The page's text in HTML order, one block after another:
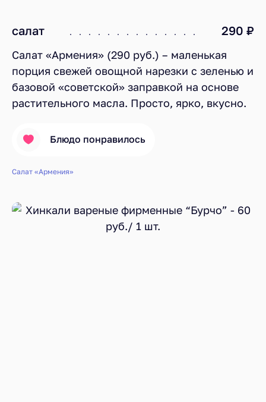
салат 290 ₽
Салат «Армения» (290 руб.) – маленькая
порция свежей овощной нарезки с зеленью и
базовой «советской» заправкой на основе
растительного масла. Просто, ярко, вкусно.
Блюдо понравилось
Салат «Армения»